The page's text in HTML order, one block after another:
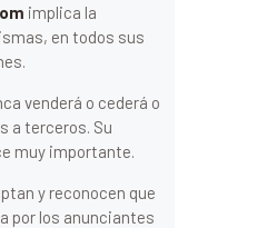
implica la
en todos sus
venderá o cederá o
a terceros. Su
muy importante.
y reconocen que
por los anunciantes